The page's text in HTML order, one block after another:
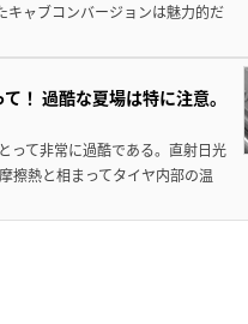
キャブコンバージョンは魅力的だ
！ 過酷な夏場は特に注意。
って非常に過酷である。直射日光
擦熱と相まってタイヤ内部の温